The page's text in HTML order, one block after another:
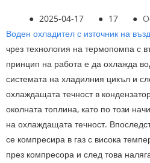
● 2025-04-17 ● 17 ●
Воден охладител с източник на
чрез технология на термопомпа с
принцип на работа е да охлажда
системата на хладилния цикъл и
охлаждащата течност в
околната топлина, като по този
на охлаждащата течност.
се компресира в газ с висока
през компресора и след това